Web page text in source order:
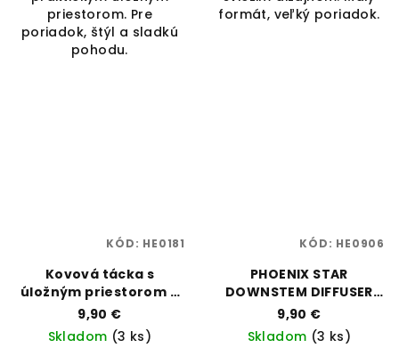
priestorom. Pre
poriadok, štýl a sladkú
pohodu.
formát, veľký poriadok.
Kovová tácka s
úložným priestorom –
Sunset Sherbet,
veľkosť Small | Best
Buds | Vaporama
9,90 €
Skladom (3 ks)
KÓD: HE0181
PHOENIX STAR
DOWNSTEM DIFFUSER
14MM/18MM PINK
9,90 €
Skladom (3 ks)
KÓD: HE0906